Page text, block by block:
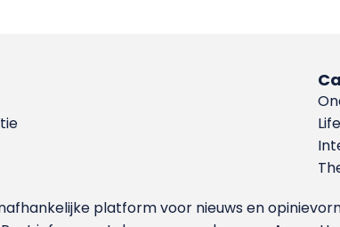
platform voor nieuws en